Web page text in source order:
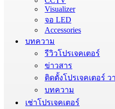
Visualizer
จอ LED
Accessories
บทความ
รีวิวโปรเจคเตอร์
ข่าวสาร
ติดตั้งโปรเจคเตอร์
บทความ
เช่าโปรเจคเตอร์